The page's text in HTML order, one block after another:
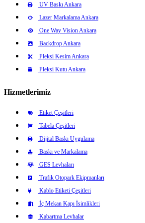
UV Baskı Ankara
Lazer Markalama Ankara
One Way Vision Ankara
Backdrop Ankara
Pleksi Kesim Ankara
Pleksi Kutu Ankara
Hizmetlerimiz
Etiket Çeşitleri
Tabela Çeşitleri
Dijital Baskı Uygulama
Baskı ve Markalama
GES Levhaları
Trafik Otopark Ekipmanları
Kablo Etiketi Çeşitleri
İç Mekan Kapı İsimlikleri
Kabartma Levhalar